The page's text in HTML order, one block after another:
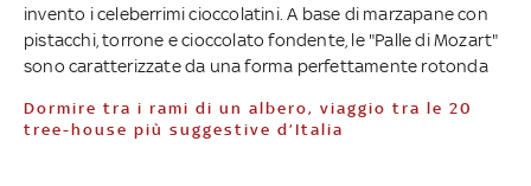
invento i celeberrimi cioccolatini. A base di marzapane con
pistacchi, torrone e cioccolato fondente, le "Palle di Mozart"
sono caratterizzate da una forma perfettamente rotonda
Dormire tra i rami di un albero, viaggio tra le 20
tree-house più suggestive d’Italia